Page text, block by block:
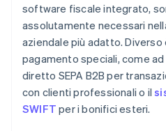
software fiscale integrato,
assolutamente necessari
aziendale più adatto.
pagamento speciali, come
diretto SEPA B2B per
con clienti professionali o il
SWIFT per i bonifici esteri.